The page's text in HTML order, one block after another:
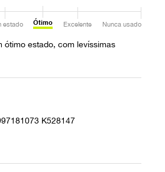
estado Ótimo Excelente Nunca usado
ótimo estado, com levíssimas
K528147